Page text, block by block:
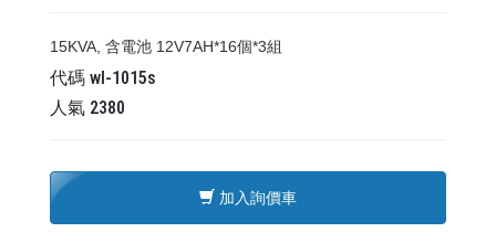
15KVA, 含電池 12V7AH*16個*3組
代碼 wl-1015s
人氣 2380
加入詢價車